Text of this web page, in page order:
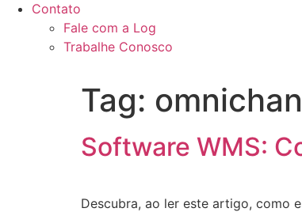
Contato
Fale com a Log
Trabalhe Conosco
Tag:
Software WMS:
Descubra, ao ler este artigo, como